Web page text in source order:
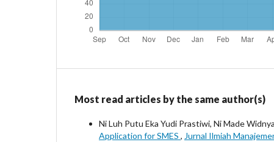
Most read articles by the same author(s)
Ni Luh Putu Eka Yudi Prastiwi, Ni Made
Application for SMES , Jurnal Ilmiah